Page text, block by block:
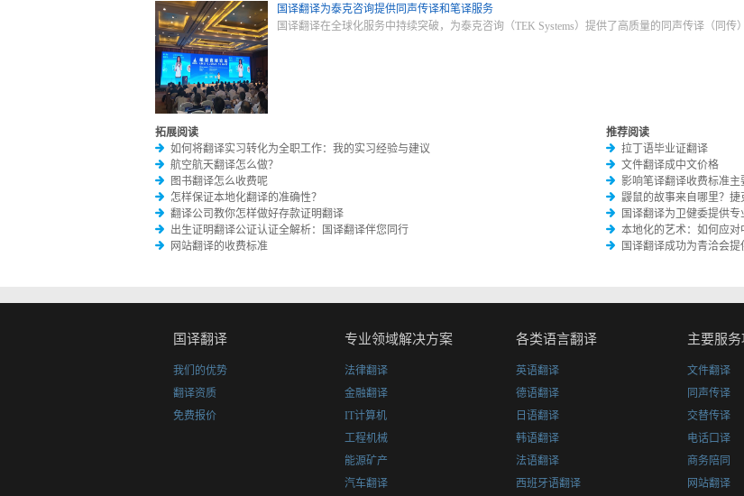
国译翻译为泰克咨询提供同声传译和笔译服务
国译翻译在全球化服务中持续突破，为泰克咨询（TEK Systems）提供了高质量的同声传译（同
拓展阅读
如何将翻译实习转化为全职工作：我的实习经验与建议
航空航天翻译怎么做？
图书翻译怎么收费呢
怎样保证本地化翻译的准确性？
翻译公司教你怎样做好存款证明翻译
出生证明翻译公证认证全解析：国译翻译伴您同行
网站翻译的收费标准
推荐阅读
拉丁语毕业证翻译
文件翻译成中文价格
影响笔译翻译收费标准主
鼹鼠的故事来自哪里？
国译翻译为卫健委提供专
本地化的艺术：如何应对
国译翻译成功为青洽会
国译翻译
我们的优势
翻译资质
免费报价
专业领域解决方案
法律翻译
金融翻译
IT计算机
工程机械
能源矿产
汽车翻译
各类语言翻译
英语翻译
德语翻译
日语翻译
韩语翻译
法语翻译
西班牙语翻译
主要服务
文件翻译
同声传译
交替传译
电话口译
商务陪同
网站翻译